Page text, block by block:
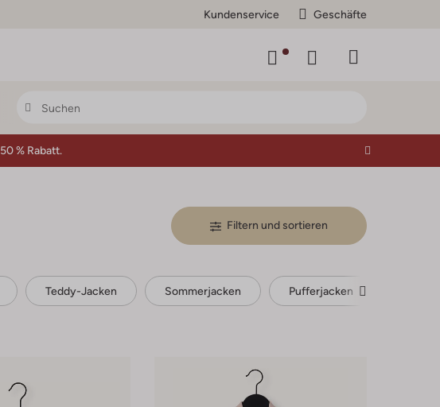
Kundenservice Geschäfte
50 % Rabatt.
Filtern und sortieren
Teddy-Jacken Sommerjacken Pufferjacken